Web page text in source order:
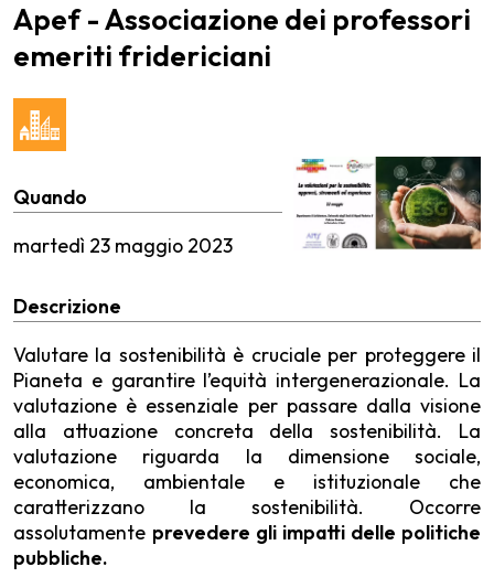
Apef - Associazione dei professori
emeriti fridericiani
Quando
martedì 23 maggio 2023
Descrizione
Valutare la sostenibilità è cruciale per proteggere il
Pianeta e garantire l’equità intergenerazionale. La
valutazione è essenziale per passare dalla visione
alla attuazione concreta della sostenibilità. La
valutazione riguarda la dimensione sociale,
economica, ambientale e istituzionale che
caratterizzano la sostenibilità. Occorre
assolutamente prevedere gli impatti delle politiche
pubbliche.